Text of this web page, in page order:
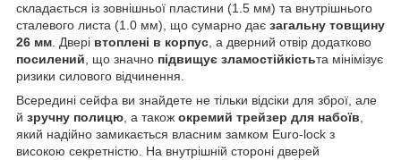
складається із зовнішньої пластини (1.5 мм) та внутрішнього
сталевого листа (1.0 мм), що сумарно дає загальну товщину
26 мм. Двері втоплені в корпус, а дверний отвір додатково
посилений, що значно підвищує зламостійкістьта мінімізує
ризики силового відчинення.
Всередині сейфа ви знайдете не тільки відсіки для зброї, але
й зручну полицю, а також окремий трейзер для набоїв,
який надійно замикається власним замком Euro-lock з
високою секретністю. На внутрішній стороні дверей